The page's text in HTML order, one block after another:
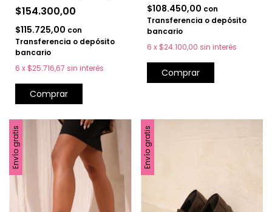
$154.300,00
$115.725,00 con
Transferencia o depósito
bancario
6 x $25.716,67 sin interés
Comprar
$108.450,00 con
Transferencia o depósito
bancario
6 x $24.100,00 sin interés
Comprar
Envío gratis Envío gratis